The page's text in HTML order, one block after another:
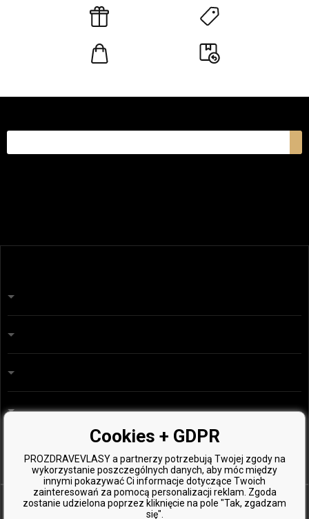
Obchodní podmínky
Přehled plateb a dopravy
Kérastase
O&M
Paul Mitchell
Zenz Organic
Cookies + GDPR
PROZDRAVEVLASY a partnerzy potrzebują Twojej zgody na
wykorzystanie poszczególnych danych, aby móc między
innymi pokazywać Ci informacje dotyczące Twoich
zainteresowań za pomocą personalizacji reklam. Zgoda
zostanie udzielona poprzez kliknięcie na pole "Tak, zgadzam
się".